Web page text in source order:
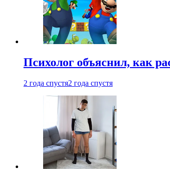
Психолог объяснил, как
2 года спустя2 года спустя